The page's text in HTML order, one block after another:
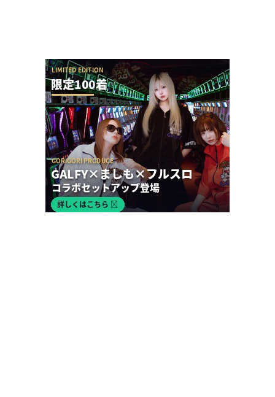
ユニバが「次回」という意味深画像をアップ！バ
ジリスクシリーズくるか？